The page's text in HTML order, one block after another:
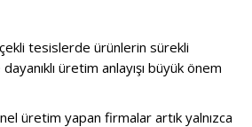
tesislerde ürünlerin sürekli
üretim anlayışı büyük önem
üretim yapan firmalar artık yalnızca